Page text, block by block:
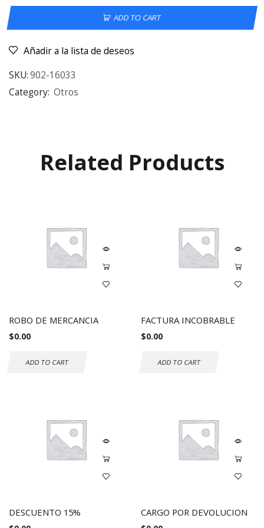
ADD TO CART
Añadir a la lista de deseos
SKU:902-16033
Category: Otros
Related Products
ROBO DE MERCANCIA
$0.00
ADD TO CART
FACTURA INCOBRABLE
$0.00
ADD TO CART
DESCUENTO 15% CARGO POR DEVOLUCION